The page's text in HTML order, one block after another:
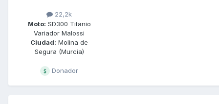
22,2k
Moto: SD300 Titanio
Variador Malossi
Ciudad: Molina de
Segura (Murcia)
Donador